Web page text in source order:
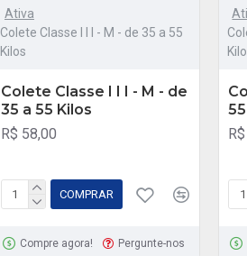
Ativa
Colete Classe I I I - M - de 35 a 55
Kilos
Colete Classe I I I - M - de
35 a 55 Kilos
R$ 58,00
COMPRAR
Compre agora! Pergunte-nos